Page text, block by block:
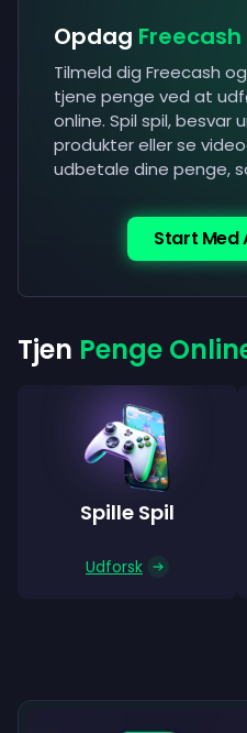
Opdag Freecash
Tilmeld dig Freecash
tjene penge ved at
online. Spil spil, besvar
produkter eller se
udbetale dine penge,
Start Med
Tjen Penge
Spille Spil
Udforsk